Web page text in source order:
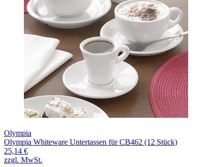
Olympia
Olympia Whiteware Untertassen für CB462 (12 Stück)
25,14 €
zzgl. MwSt.